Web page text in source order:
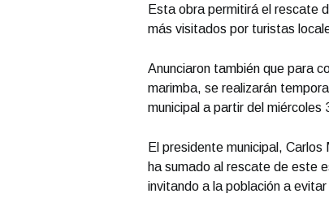
Esta obra permitirá el rescate
más visitados por turistas
Anunciaron también que para
marimba, se realizarán
municipal a partir del
El presidente municipal,
ha sumado al rescate de este
invitando a la población a